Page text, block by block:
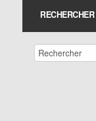
RECHERCHER